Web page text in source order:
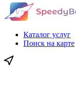
Каталог услуг
Поиск на карте